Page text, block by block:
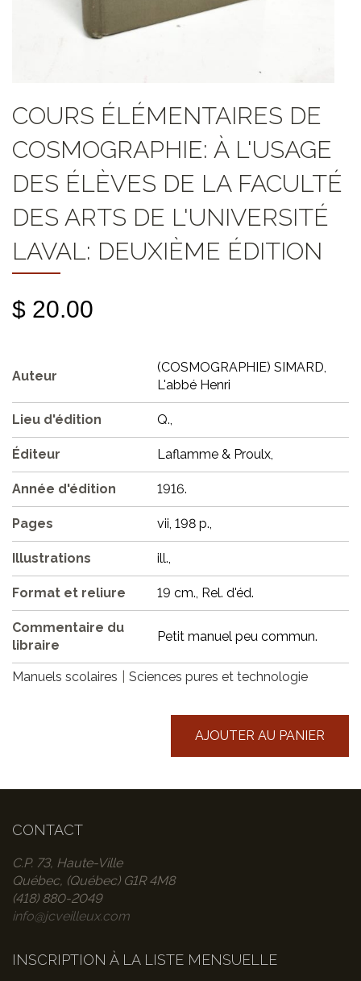
COURS ÉLÉMENTAIRES DE
COSMOGRAPHIE: À L'USAGE
DES ÉLÈVES DE LA FACULTÉ
DES ARTS DE L'UNIVERSITÉ
LAVAL: DEUXIÈME ÉDITION
$ 20.00
Auteur
(COSMOGRAPHIE) SIMARD,
L'abbé Henri
Lieu d'édition Q.,
Éditeur Laflamme & Proulx,
Année d'édition 1916.
Pages vii, 198 p.,
Illustrations ill.,
Format et reliure 19 cm., Rel. d'éd.
Commentaire du
libraire
Petit manuel peu commun.
Manuels scolaires Sciences pures et technologie
AJOUTER AU PANIER
CONTACT
C.P. 73, Haute-Ville
Québec, (Québec) G1R 4M8
(418) 880-2049
info@jcveilleux.com
INSCRIPTION À LA LISTE MENSUELLE